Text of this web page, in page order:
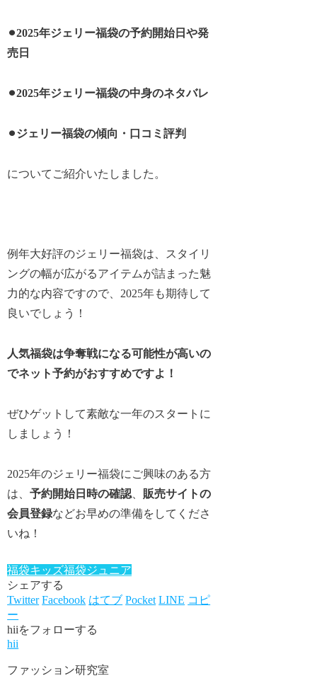
⚫︎2025年ジェリー福袋の予約開始日や発
売日
⚫︎2025年ジェリー福袋の中身のネタバレ
⚫︎ジェリー福袋の傾向・口コミ評判
についてご紹介いたしました。
例年大好評のジェリー福袋は、スタイリ
ングの幅が広がるアイテムが詰まった魅
力的な内容ですので、2025年も期待して
良いでしょう！
人気福袋は争奪戦になる可能性が高いの
でネット予約がおすすめですよ！
ぜひゲットして素敵な一年のスタートに
しましょう！
2025年のジェリー福袋にご興味のある方
は、予約開始日時の確認
販売サイトの
会員登録などお早めの準備をしてくださ
いね！
福袋キッズ福袋ジュニア
シェアする
Twitter Facebook はてブ Pocket LINE コピ
ー
hiiをフォローする
hii
ファッション研究室